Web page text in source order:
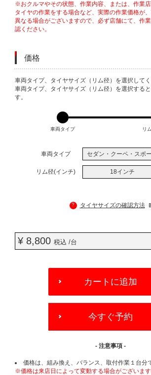
※おクルマやその状態、作業内容、または、作業
タイヤの作業をする場合など、実際の作業価格が
異なる場合がございますので、必ず店舗にて、作
認ください。
価格
VARIATIONS
車両タイプ、タイヤサイズ（リム径）を選択してく
車両タイプ、タイヤサイズ（リム径）を選択する
す。
車両タイプ リ
車両タイプ セダン・クーペ・スポ
リム径(インチ) 18インチ
? タイヤサイズの確認方法
¥ 8,800 税込 /台
OPTIONS
カートに追加
今すぐ予約
- 注意事項 -
価格は、組み換え、バランス、取付作業１台分
※価格は来店日によって変動する場合がございま